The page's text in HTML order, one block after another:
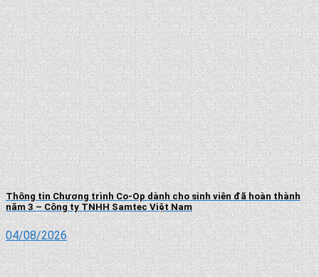
Thông tin Chương trình Co-Op dành cho sinh viên đã hoàn thành
năm 3 – Công ty TNHH Samtec Việt Nam
04/08/2026